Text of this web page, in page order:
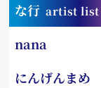
な行 artist list
nana
にんげんまめ